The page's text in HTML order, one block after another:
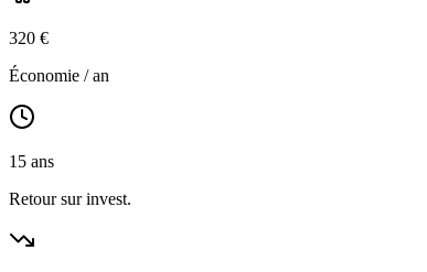
320 €
Économie / an
15 ans
Retour sur invest.